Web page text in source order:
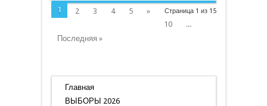
Страница 1 из 15
1 2 3 4 5
»
10
...
Последняя »
Главная
ВЫБОРЫ 2026